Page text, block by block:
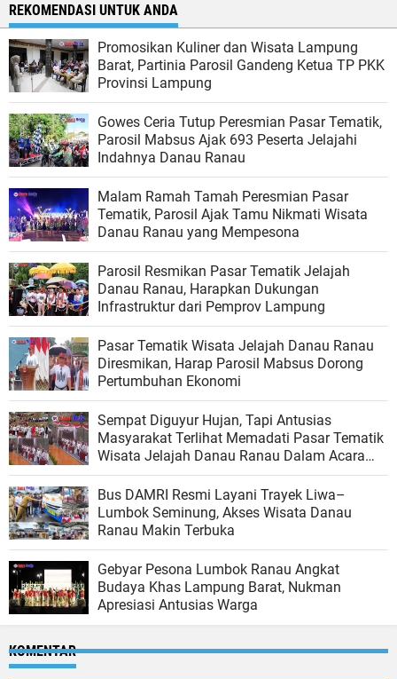
REKOMENDASI UNTUK ANDA
Promosikan Kuliner dan Wisata Lampung
Barat, Partinia Parosil Gandeng Ketua TP PKK
Provinsi Lampung
Gowes Ceria Tutup Peresmian Pasar Tematik,
Parosil Mabsus Ajak 693 Peserta Jelajahi
Indahnya Danau Ranau
Malam Ramah Tamah Peresmian Pasar
Tematik, Parosil Ajak Tamu Nikmati Wisata
Danau Ranau yang Mempesona
Parosil Resmikan Pasar Tematik Jelajah
Danau Ranau, Harapkan Dukungan
Infrastruktur dari Pemprov Lampung
Pasar Tematik Wisata Jelajah Danau Ranau
Diresmikan, Harap Parosil Mabsus Dorong
Pertumbuhan Ekonomi
Sempat Diguyur Hujan, Tapi Antusias
Masyarakat Terlihat Memadati Pasar Tematik
Wisata Jelajah Danau Ranau Dalam Acara
Peresmian
Bus DAMRI Resmi Layani Trayek Liwa–
Lumbok Seminung, Akses Wisata Danau
Ranau Makin Terbuka
Gebyar Pesona Lumbok Ranau Angkat
Budaya Khas Lampung Barat, Nukman
Apresiasi Antusias Warga
KOMENTAR